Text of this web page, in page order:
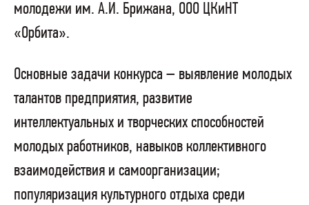
молодежи им. А.И. Брижана, ООО ЦКиНТ
«Орбита».
Основные задачи конкурса – выявление молодых
талантов предприятия, развитие
интеллектуальных и творческих способностей
молодых работников, навыков коллективного
взаимодействия и самоорганизации;
популяризация культурного отдыха среди